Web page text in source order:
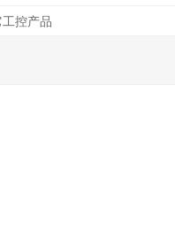
控产品